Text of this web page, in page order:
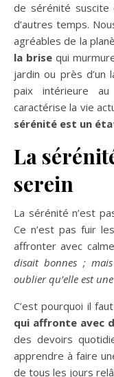
de sérénité suscite
d’autres temps.
agréables de la
la brise qui
jardin ou près d’un
paix intérieure
caractérise la vie
sérénité est un
La
serein
La sérénité n’est
Ce n’est pas fuir
affronter avec
disait bonnes ;
oublier qu’elle est
C’est pourquoi il
qui affronte avec
des devoirs
apprendre à faire
de tous les jours